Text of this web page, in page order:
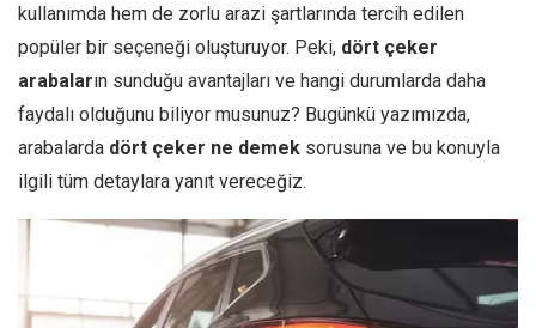
kullanımda hem de zorlu arazi şartlarında tercih edilen
popüler bir seçeneği oluşturuyor. Peki, dört çeker
arabaların sunduğu avantajları ve hangi durumlarda daha
faydalı olduğunu biliyor musunuz? Bugünkü yazımızda,
arabalarda dört çeker ne demek sorusuna ve bu konuyla
ilgili tüm detaylara yanıt vereceğiz.